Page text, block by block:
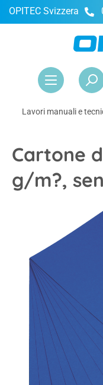
principale
OPITEC Svizzera
Lavori manuali e
Cartone
g/m?,
Salta la galleria di